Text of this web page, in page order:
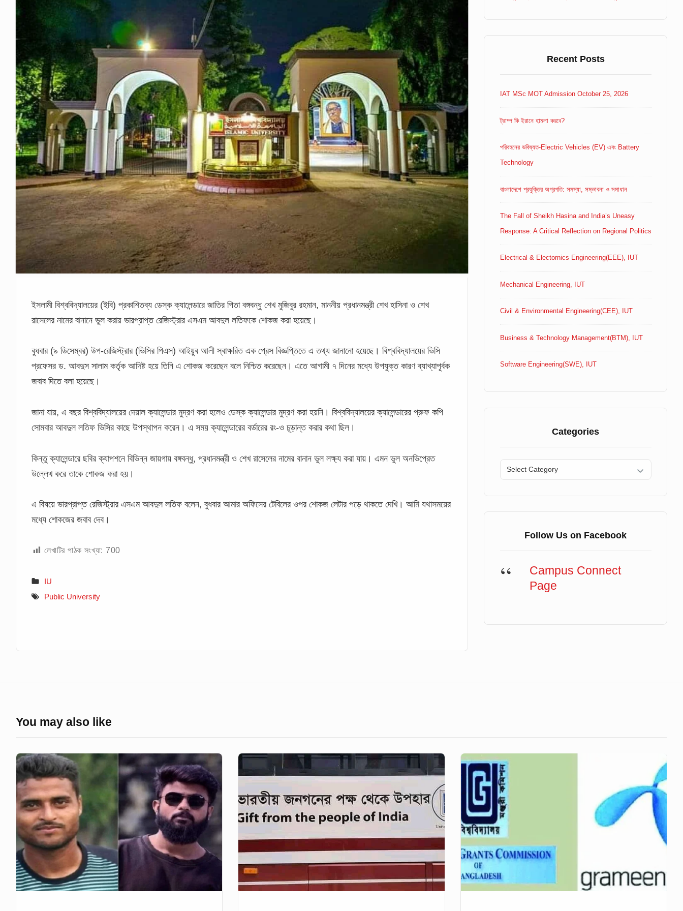
ইসলামী বিশ্ববিদ্যালয়ের (ইবি) প্রকাশিতব্য ডেস্ক ক্যালেন্ডারে জাতির পিতা বঙ্গবন্ধু শেখ মুজিবুর রহমান, মাননীয় প্রধানমন্ত্রী শেখ হাসিনা ও শেখ
রাসেলের নামের বানানে ভুল করায় ভারপ্রাপ্ত রেজিস্ট্রার এসএম আবদুল লতিফকে শোকজ করা হয়েছে।
বুধবার (৯ ডিসেম্বর) উপ-রেজিস্ট্রার (ভিসির পিএস) আইয়ুব আলী স্বাক্ষরিত এক প্রেস বিজ্ঞপ্তিতে এ তথ্য জানানো হয়েছে। বিশ্ববিদ্যালয়ের ভিসি
প্রফেসর ড. আবদুস সালাম কর্তৃক আদিষ্ট হয়ে তিনি এ শোকজ করেছেন বলে নিশ্চিত করেছেন। এতে আগামী ৭ দিনের মধ্যে উপযুক্ত কারণ ব্যাখ্যাপূর্বক
জবাব দিতে বলা হয়েছে।
জানা যায়, এ বছর বিশ্ববিদ্যালয়ের দেয়াল ক্যালেন্ডার মুদ্রণ করা হলেও ডেস্ক ক্যালেন্ডার মুদ্রণ করা হয়নি। বিশ্ববিদ্যালয়ের ক্যালেন্ডারের প্রুফ কপি
সোমবার আবদুল লতিফ ভিসির কাছে উপস্থাপন করেন। এ সময় ক্যালেন্ডারের বর্ডারের রং-ও চূড়ান্ত করার কথা ছিল।
কিন্তু ক্যালেন্ডারে ছবির ক্যাপশনে বিভিন্ন জায়গায় বঙ্গবন্ধু, প্রধানমন্ত্রী ও শেখ রাসেলের নামের বানান ভুল লক্ষ্য করা যায়। এমন ভুল অনভিপ্রেত
উল্লেখ করে তাকে শোকজ করা হয়।
এ বিষয়ে ভারপ্রাপ্ত রেজিস্ট্রার এসএম আবদুল লতিফ বলেন, বুধবার আমার অফিসের টেবিলের ওপর শোকজ লেটার পড়ে থাকতে দেখি। আমি যথাসময়ের
মধ্যে শোকজের জবাব দেব।
লেখাটির পাঠক সংখ্যা: 700
IU
Public University
Recent Posts
IAT MSc MOT Admission October 25, 2026
ট্রাম্প কি ইরানে হামলা করবে?
পরিবহনের ভবিষ্যত-Electric Vehicles (EV) এবং Battery
Technology
বাংলাদেশে প্রযুক্তির অগ্রগতি: সমস্যা, সম্ভাবনা ও সমাধান
The Fall of Sheikh Hasina and India’s Uneasy
Response: A Critical Reflection on Regional Politics
Electrical & Electornics Engineering(EEE), IUT
Mechanical Engineering, IUT
Civil & Environmental Engineering(CEE), IUT
Business & Technology Management(BTM), IUT
Software Engineering(SWE), IUT
Categories
Categories
Follow Us on Facebook
Campus Connect
Page
You may also like
ছাত্রত্ব
হারালেন
ইবির
২
শিক্ষার্থী
রাজশাহী
বিশ্ববিদ্যালয়কে
দুটি
বাস
উপহার
বিশ্ববিদ্যালয়ের
শিক্ষার্থীদের
জন্য
কম
দামে
ডাটা
দেবে
গ্রামীণফোন